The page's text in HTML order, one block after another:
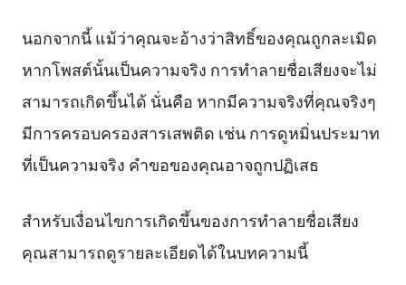
นอกจากนี้ แม้ว่าคุณจะอ้างว่าสิทธิ์ของคุณถูกละเมิด
หากโพสต์นั้นเป็นความจริง การทำลายชื่อเสียงจะไม่
สามารถเกิดขึ้นได้ นั่นคือ หากมีความจริงที่คุณจริงๆ
มีการครอบครองสารเสพติด เช่น การดูหมิ่นประมาท
ที่เป็นความจริง คำขอของคุณอาจถูกปฏิเสธ
สำหรับเงื่อนไขการเกิดขึ้นของการทำลายชื่อเสียง
คุณสามารถดูรายละเอียดได้ในบทความนี้